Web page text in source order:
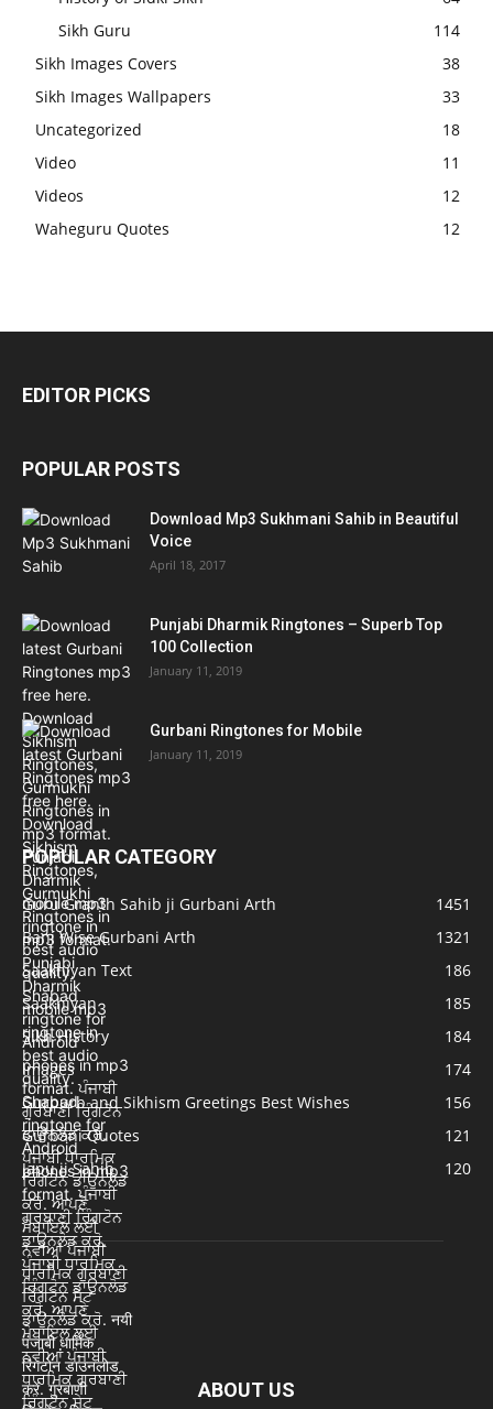
Sikh Guru
114
Sikh Images Covers
38
Sikh Images Wallpapers
33
Uncategorized
18
Video
11
Videos
12
Waheguru Quotes
12
EDITOR PICKS
POPULAR POSTS
Download Mp3 Sukhmani Sahib in Beautiful
Voice
April 18, 2017
Punjabi Dharmik Ringtones – Superb Top
100 Collection
January 11, 2019
Gurbani Ringtones for Mobile
January 11, 2019
POPULAR CATEGORY
Guru Granth Sahib ji Gurbani Arth
1451
Bani Wise Gurbani Arth
1321
Saakhiyan Text
186
Saakhiyan
185
Sikh History
184
Images
174
Gurpurb and Sikhism Greetings Best Wishes
156
Gurbani Quotes
121
Japu ji Sahib
120
ABOUT US